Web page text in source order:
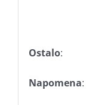
Ostalo:
Napomena: